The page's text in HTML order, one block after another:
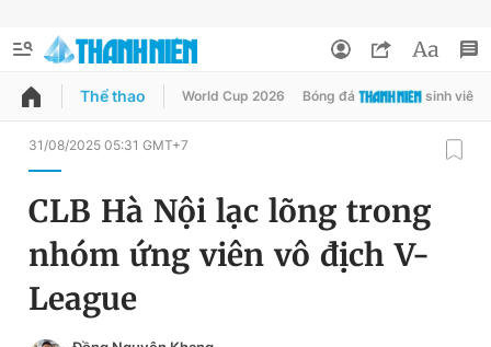
QUẢNG CÁO ĐẶT BÁO
Chuyên mục
Chuyên mục khác
Đổi mật khẩu
Tin đã lưu
Tin đã xem
Thể thao World Cup 2026 Bóng đá sinh viên
31/08/2025 05:31 GMT+7
CLB Hà Nội lạc lõng trong
nhóm ứng viên vô địch V-
League